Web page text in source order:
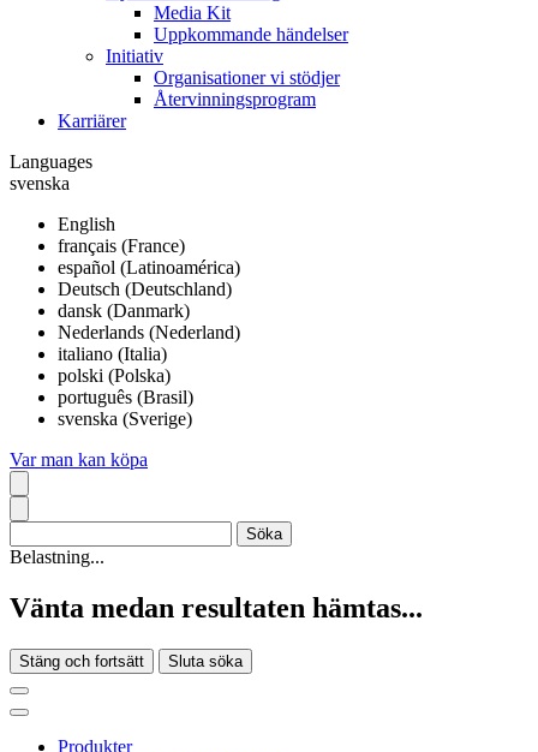
Media Kit
Uppkommande händelser
Initiativ
Organisationer vi stödjer
Återvinningsprogram
Karriärer
Languages
svenska
English
français (France)
español (Latinoamérica)
Deutsch (Deutschland)
dansk (Danmark)
Nederlands (Nederland)
italiano (Italia)
polski (Polska)
português (Brasil)
svenska (Sverige)
Var man kan köpa
Belastning...
Vänta medan resultaten hämtas...
Stäng och fortsätt Sluta söka
Produkter